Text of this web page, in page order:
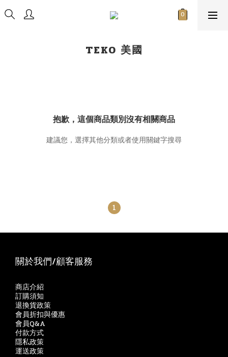
TEKO 美國
抱歉，這個商品類別沒有相關商品
建議您，選擇其他分類或者使用關鍵字搜尋
1
關於我們/顧客服務
商店介紹
訂購須知
退換貨政策
會員折扣與優惠
會員Q&A
付款方式
隱私政策
運送政策